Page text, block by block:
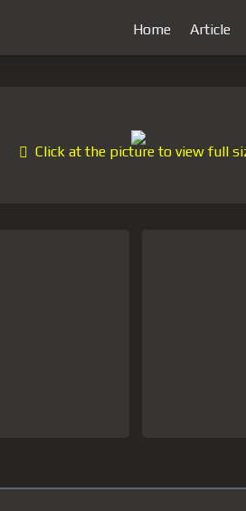
Home Article
Click at the picture to view full